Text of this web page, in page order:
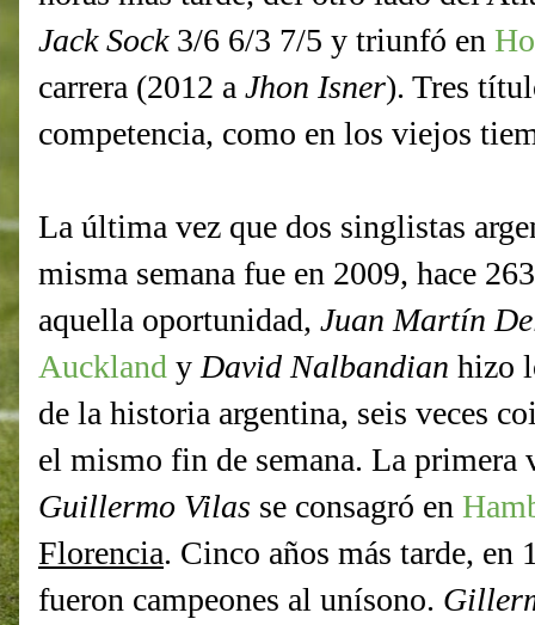
Jack Sock3/6 6/3 7/5 y triunfó en
carrera (2012 a Jhon Isner). Tres
competencia, como en los viejos
La última vez que dos singlistas
misma semana fue en 2009, hace
aquella oportunidad, Juan Martín
Auckland y David Nalbandian hizo
de la historia argentina, seis veces
el mismo fin de semana. La primera
Guillermo Vilas se consagró en
Florencia. Cinco años más tarde, en
fueron campeones al unísono.